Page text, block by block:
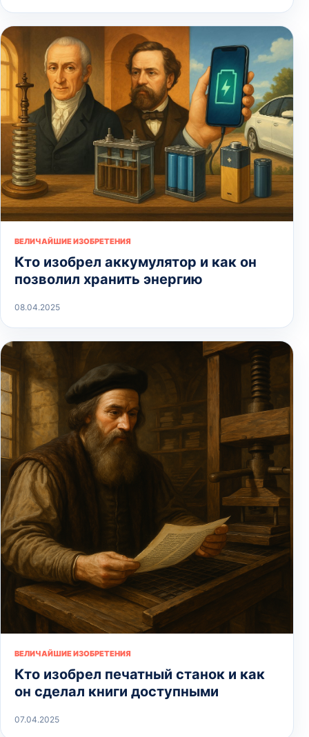
ВЕЛИЧАЙШИЕ ИЗОБРЕТЕНИЯ
Кто изобрел аккумулятор и как он
позволил хранить энергию
08.04.2025
ВЕЛИЧАЙШИЕ ИЗОБРЕТЕНИЯ
Кто изобрел печатный станок и как
он сделал книги доступными
07.04.2025